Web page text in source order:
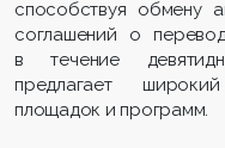
способствуя обмену
соглашений о
в течение
предлагает
площадок и программ.